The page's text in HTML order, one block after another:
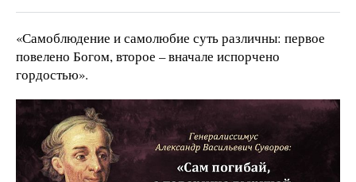
«Самоблюдение и самолюбие суть различны: первое
повелено Богом, второе – вначале испорчено
гордостью».